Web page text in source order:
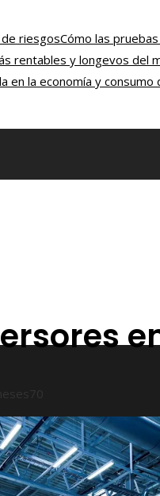
riesgosCómo las
rentables y longevos del
en la economía y consumo
70